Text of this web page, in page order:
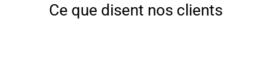
Ce que disent nos clients